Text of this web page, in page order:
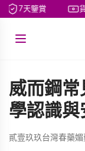
7天鑒賞 貨
威而鋼常
學認識與
貳壹玖玖台灣春藥媚